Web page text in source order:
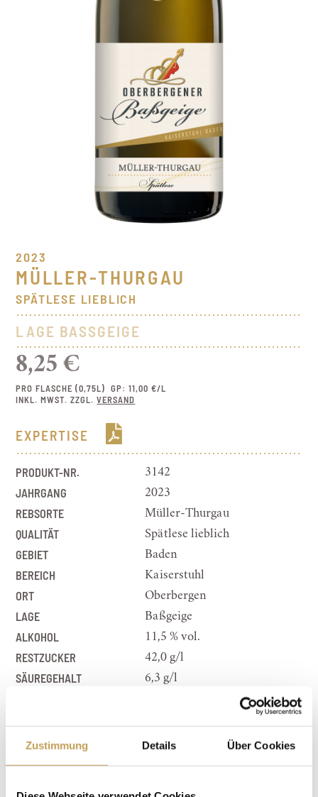
Zustimmung Details Über Cookies
2023
MÜLLER-THURGAU
SPÄTLESE LIEBLICH
LAGE BASSGEIGE
8,25 €
PRO FLASCHE (0,75L)GP: 11,00 €/L
INKL. MWST. ZZGL.VERSAND
EXPERTISE
PRODUKT-NR. 3142
JAHRGANG 2023
REBSORTE Müller-Thurgau
QUALITÄT Spätlese lieblich
GEBIET Baden
BEREICH Kaiserstuhl
ORT Oberbergen
LAGE Baßgeige
ALKOHOL 11,5 % vol.
RESTZUCKER 42,0 g/l
SÄUREGEHALT 6,3 g/l
CHARAKTER
dichte Aromen von
Aprikosen,Muskataromen,